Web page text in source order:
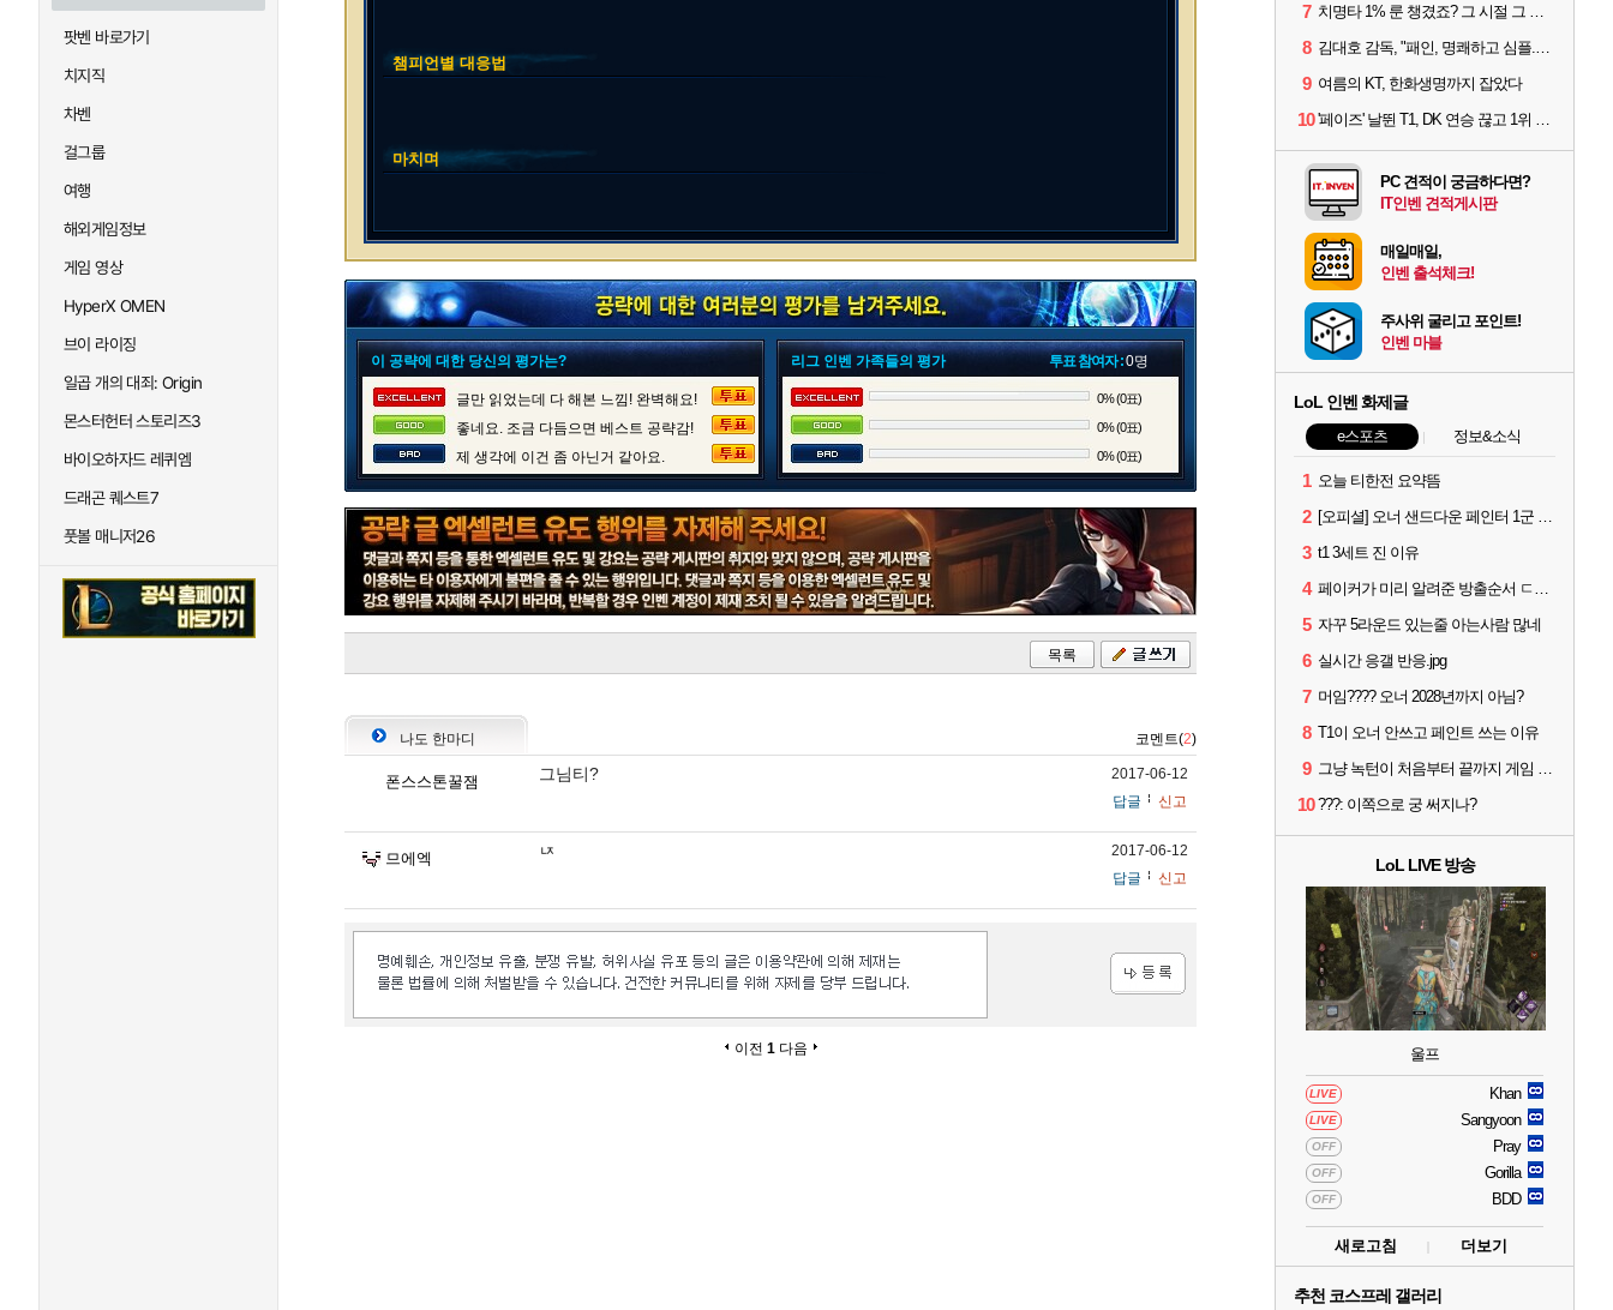
팟벤 바로가기
치지직
차벤
걸그룹
여행
해외게임정보
게임 영상
HyperX OMEN
브이 라이징
일곱 개의 대죄: Origin
몬스터헌터 스토리즈3
바이오하자드 레퀴엠
드래곤 퀘스트7
풋볼 매니저26
챔피언별 대응법
마치며
이 공략에 대한 당신의 평가는?
글만 읽었는데 다 해본 느낌! 완벽해요!
좋네요. 조금 다듬으면 베스트 공략감!
제 생각에 이건 좀 아닌거 같아요.
리그 인벤 가족들의 평가 투표 참여자 :0명
0% (0표)
0% (0표)
0% (0표)
목록
나도 한마디 코멘트(2)
폰스스톤꿀잼 그님티?
2017-06-12
답글
신고
므에엑 ㄵ
2017-06-12
답글
신고
이전 1 다음
7 치명타 1% 룬 챙겼죠? 그 시절 그 감성 '롤 클래식' 30일 출시
8 김대호 감독, "패인, 명쾌하고 심플...다시 힘낼 수 있어"
9 여름의 KT, 한화생명까지 잡았다
10 '페이즈' 날뛴 T1, DK 연승 끊고 1위 지켜
PC 견적이 궁금하다면?
IT인벤 견적게시판
매일매일,
인벤 출석체크!
주사위 굴리고 포인트!
인벤 마블
LoL 인벤 화제글
e스포츠 정보&소식
1 오늘 티한전 요약뜸
2 [오피셜] 오너 샌드다운 페인터 1군 콜업 출전
3 t1 3세트 진 이유
4 페이커가 미리 알려준 방출순서 ㄷㄷㄷㄷ
5 자꾸 5라운드 있는줄 아는사람 많네
6 실시간 응갤 반응.jpg
7 머임???? 오너 2028년까지 아님?
8 T1이 오너 안쓰고 페인트 쓰는 이유
9 그냥 녹턴이 처음부터 끝까지 게임 지게 굴려줬는데
10 ???: 이쪽으로 궁 써지나?
LoL LIVE 방송
울프
LIVE Khan
LIVE Sangyoon
OFF Pray
OFF Gorilla
OFF BDD
새로고침 더보기
추천 코스프레 갤러리